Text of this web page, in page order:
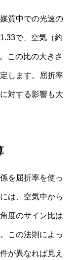
質中での光速の
で、空気（約
この比の大きさ
します。屈折率
対する影響も大
を屈折率を使っ
は、空気中から
度のサイン比は
この法則によっ
が異なれば見え